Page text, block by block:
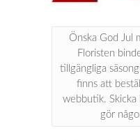
Önska God Jul
Floristen
tillgängliga
finns att
webbutik. Skicka
gör